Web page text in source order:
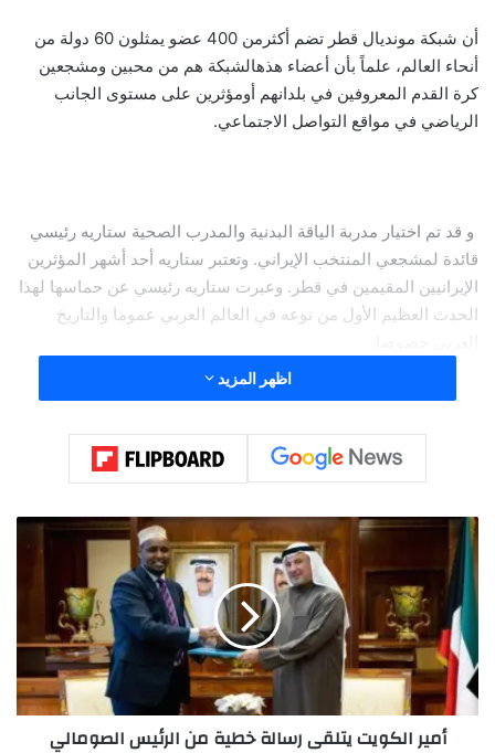
أن شبكة مونديال قطر تضم أكثرمن 400 عضو يمثلون 60 دولة من
أنحاء العالم، علماً بأن أعضاء هذهالشبكة هم من محبين ومشجعين
كرة القدم المعروفين في بلدانهم أومؤثرين على مستوى الجانب
الرياضي في مواقع التواصل الاجتماعي.
و قد تم اختيار مدربة الياقة البدنية والمدرب الصحية ستاريه رئيسي
قائدة لمشجعي المنتخب الإيراني. وتعتبر ستاريه أحد أشهر المؤثرين
الإيرانيين المقيمين في قطر. وعبرت ستاريه رئيسي عن حماسها لهذا
الحدث العظيم الأول من نوعه في العالم العربي عموما والتاريخ
وعبرت ستاريه مؤخرا عن مدى سعادتها بنجاح الفعاليات والتجمعات
قطر و بين اسبورت.
اظهر المزيد
أ
م
ر
ا
ك
و
ي
أمير الكويت يتلقى رسالة خطية من الرئيس الصومالي